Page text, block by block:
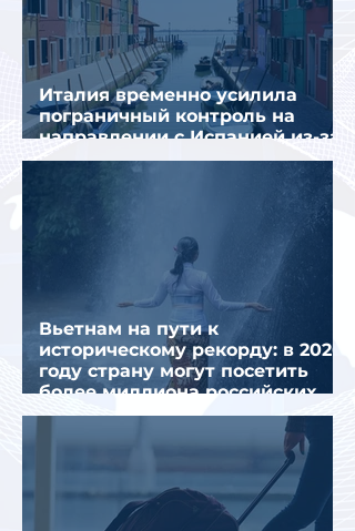
Италия временно усилила
пограничный контроль на
направлении с Испанией из-за
миграционного кризиса
Вьетнам на пути к
историческому рекорду: в 2026
году страну могут посетить
более миллиона российских
туристов